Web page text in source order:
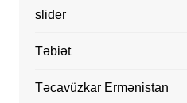
slider
Təbiət
Təcavüzkar Ermənistan